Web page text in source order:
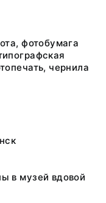
фотобумага
чернила
в музей вдовой